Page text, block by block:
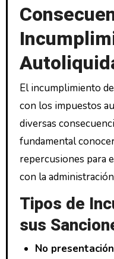
El incumplimiento
con los impuestos
diversas
fundamental
repercusiones para
con la
Tipos de
sus
No